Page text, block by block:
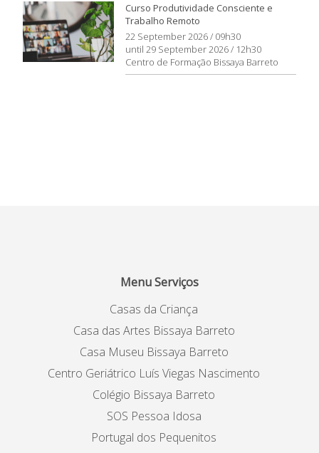
Curso Produtividade Consciente e
Trabalho Remoto
22 September 2026 / 09h30
until 29 September 2026 / 12h30
Centro de Formação Bissaya Barreto
Menu Serviços
Casas da Criança
Casa das Artes Bissaya Barreto
Casa Museu Bissaya Barreto
Centro Geriátrico Luís Viegas Nascimento
Colégio Bissaya Barreto
SOS Pessoa Idosa
Portugal dos Pequenitos